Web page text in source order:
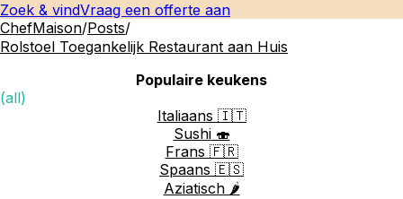
Zoek & vindVraag een offerte aan
ChefMaison/Posts/
Rolstoel Toegankelijk Restaurant aan Huis
Populaire keukens
(all)
Italiaans 🇮🇹
Sushi 🍣
Frans 🇫🇷
Spaans 🇪🇸
Aziatisch 🌶️